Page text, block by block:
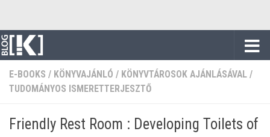
E-BOOKS / KÖNYVAJÁNLÓ / KÖNYVTÁROSOK AJÁNLÁSÁVAL /
TUDOMÁNYOS ISMERETTERJESZTŐ
Friendly Rest Room : Developing Toilets of